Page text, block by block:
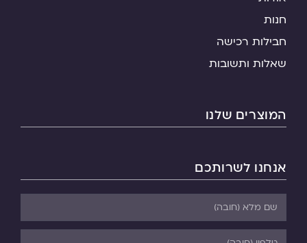
חנות
חבילות רכישה
שאלות ותשובות
המוצרים שלנו
אנחנו לשרותכם